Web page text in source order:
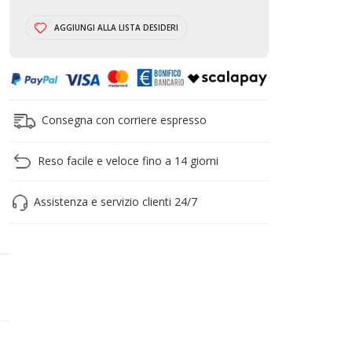
AGGIUNGI ALLA LISTA DESIDERI
Consegna con corriere espresso
Reso facile e veloce fino a 14 giorni
Assistenza e servizio clienti 24/7